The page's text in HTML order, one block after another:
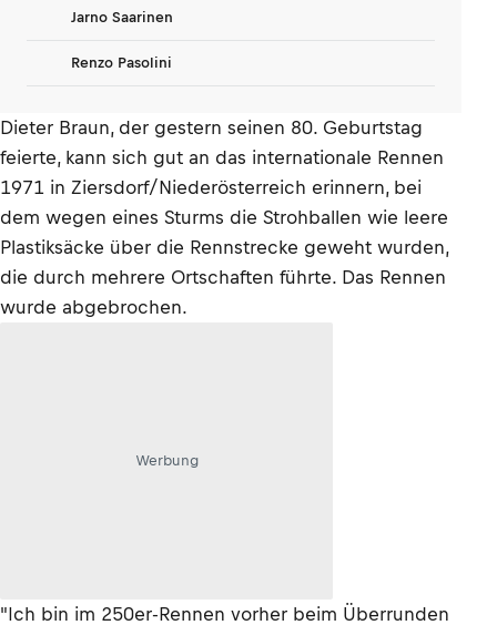
Jarno Saarinen
Renzo Pasolini
Dieter Braun, der gestern seinen 80. Geburtstag
feierte, kann sich gut an das internationale Rennen
1971 in Ziersdorf/Niederösterreich erinnern, bei
dem wegen eines Sturms die Strohballen wie leere
Plastiksäcke über die Rennstrecke geweht wurden,
die durch mehrere Ortschaften führte. Das Rennen
wurde abgebrochen.
Werbung
"Ich bin im 250er-Rennen vorher beim Überrunden